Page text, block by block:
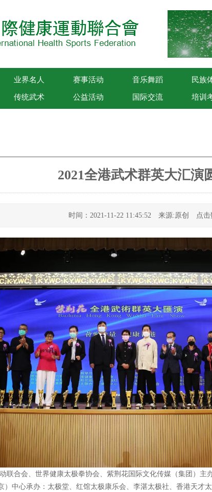
业界名人 赛事活动 音乐舞蹈 民族
传统武术 公益活动 国际交流 培训
2021全港武术群英大汇演
时间：2021-11-22 11:45:52 来源:原创 点击
合会、世界健康太极拳协会、紫荆花国际文化传媒（集团）主
）中心承办：太极堂、红馆太极康乐会、李湛太极社、香港天才